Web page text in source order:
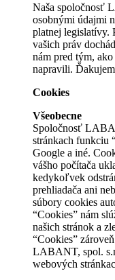
Naša spoločnosť
osobnými údajmi
platnej legislatívy.
vašich práv
nám pred tým,
napravili.
Cookies
Všeobecne
Spoločnosť
stránkach funkciu
Google a iné.
vášho počítača
kedykoľvek
prehliadača ani
súbory cookies
“Cookies” nám
našich stránok a
“Cookies”
LABANT, spol.
webových